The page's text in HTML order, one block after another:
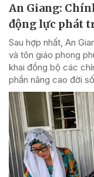
An Giang:
động lực phát
Sau hợp nhất, An
và tôn giáo phong
khai đồng bộ các
phần nâng cao đời